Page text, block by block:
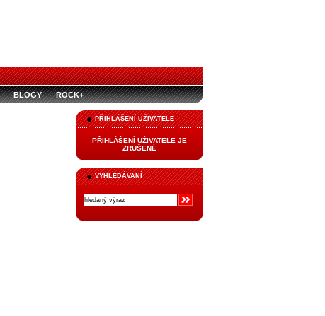
BLOGY ROCK+
PŘIHLÁŠENÍ UŽIVATELE
PŘIHLÁŠENÍ UŽIVATELE JE
ZRUŠENÉ
VYHLEDÁVANÍ